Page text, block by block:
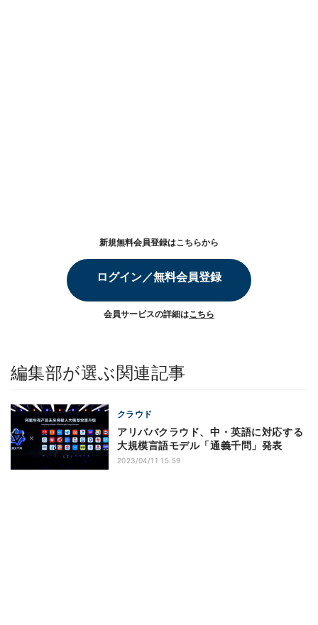
新規無料会員登録はこちらから
ログイン／無料会員登録
会員サービスの詳細はこちら
編集部が選ぶ関連記事
クラウド
アリババクラウド、中・英語に対応する
大規模言語モデル「通義千問」発表
2023/04/11 15:59